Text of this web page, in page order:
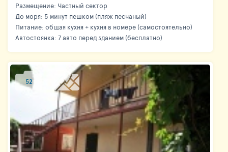
Размещение: Частный сектор
До моря: 5 минут пешком (пляж песчаный)
Питание: общая кухня + кухня в номере (самостоятельно)
Автостоянка: 7 авто перед зданием (бесплатно)
52